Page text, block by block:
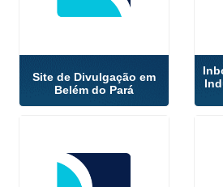
Site de Divulgação em
Belém do Pará